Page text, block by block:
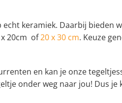
keramiek. Daarbij bieden
x 20cm of20 x 30 cm. Keuze
en kan je onze
onder weg naar jou! Dus je